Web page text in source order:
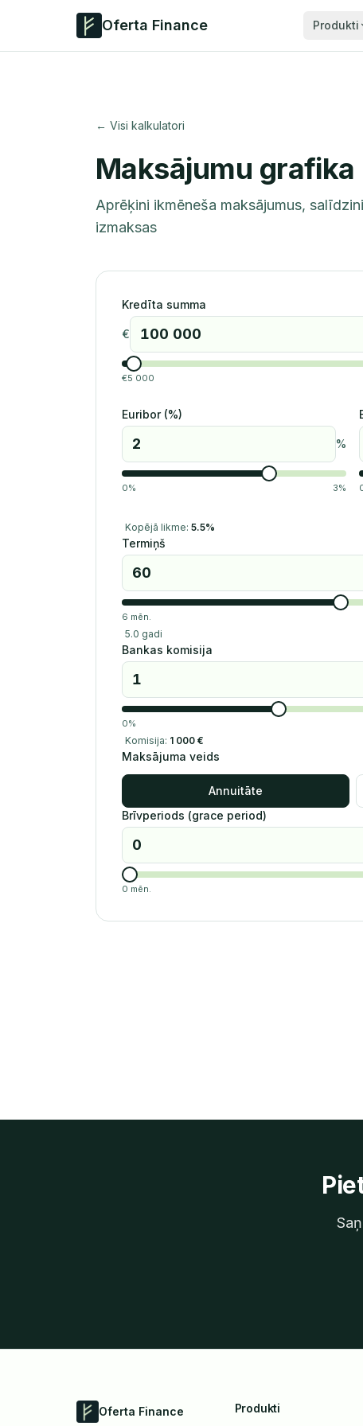
Oferta Finance Produkti
← Visi kalkulatori
Maksājumu
Aprēķini ikmēneša maksājumus,
izmaksas
Kredīta summa
€
€5 000
Euribor (%)
%
0% 3%
Kopējā likme: 5.5%
Termiņš
6 mēn.
5.0 gadi
Bankas komisija
0%
Komisija: 1 000 €
Maksājuma veids
Annuitāte
Brīvperiods (grace period)
0 mēn.
Oferta Finance Produkti